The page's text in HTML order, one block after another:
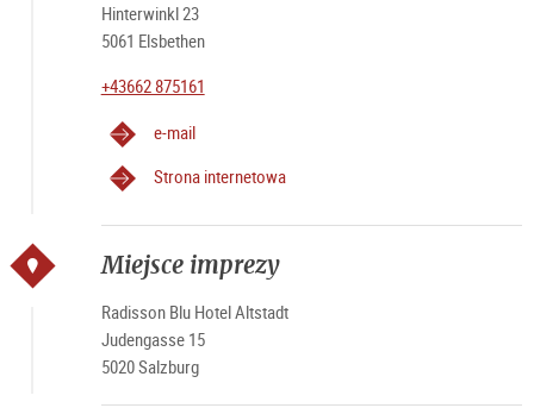
Hinterwinkl 23
5061 Elsbethen
+43662 875161
e-mail
Strona internetowa
Miejsce imprezy
Radisson Blu Hotel Altstadt
Judengasse 15
5020 Salzburg